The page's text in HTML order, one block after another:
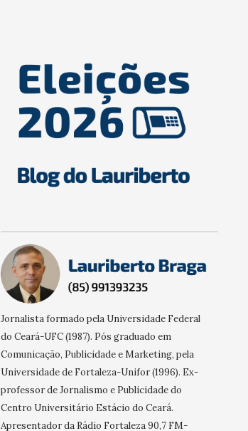
Jornalista formado pela Universidade Federal
do Ceará-UFC (1987). Pós graduado em
Comunicação, Publicidade e Marketing, pela
Universidade de Fortaleza-Unifor (1996). Ex-
professor de Jornalismo e Publicidade do
Centro Universitário Estácio do Ceará.
Apresentador da Rádio Fortaleza 90,7 FM-